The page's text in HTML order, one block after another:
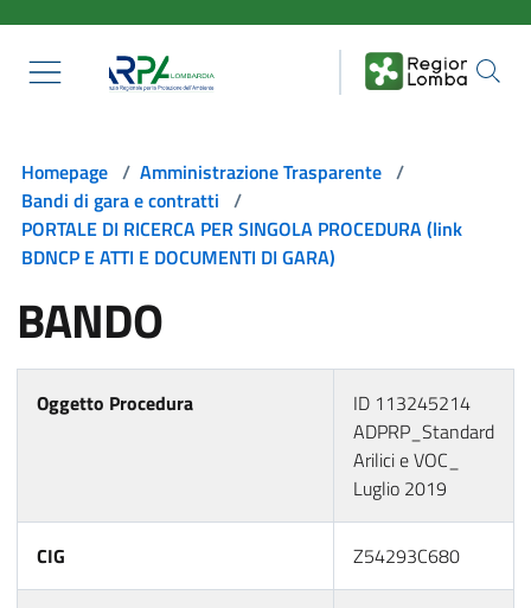
Homepage / Amministrazione Trasparente /
Bandi di gara e contratti /
PORTALE DI RICERCA PER SINGOLA PROCEDURA (link
BDNCP E ATTI E DOCUMENTI DI GARA)
BANDO
Oggetto Procedura
ID 113245214
ADPRP_Standard
Arilici e VOC_
Luglio 2019
CIG Z54293C680